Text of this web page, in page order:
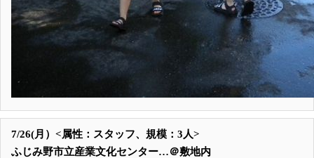
7/26(月）<属性：スタッフ、規模：3人>
ふじみ野市立産業文化センター…＠敷地内